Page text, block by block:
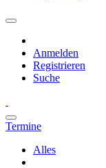
Anmelden
Registrieren
Suche
Termine
Alles